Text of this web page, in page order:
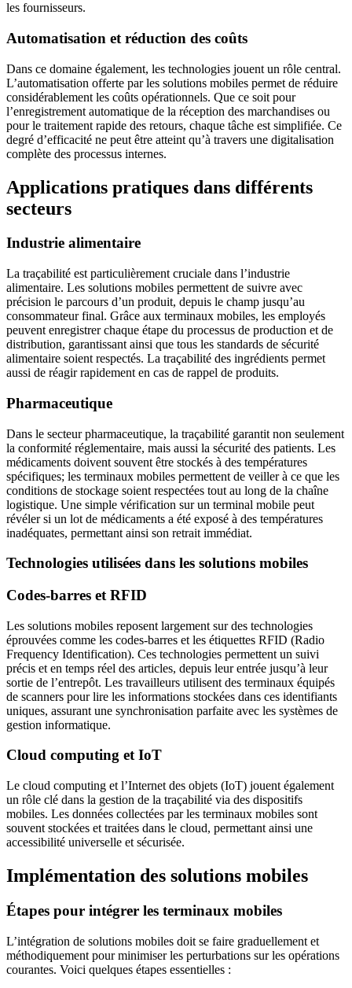
les fournisseurs.
Automatisation et réduction des coûts
Dans ce domaine également, les technologies jouent un rôle central.
L’automatisation offerte par les solutions mobiles permet de réduire
considérablement les coûts opérationnels. Que ce soit pour
l’enregistrement automatique de la réception des marchandises ou
pour le traitement rapide des retours, chaque tâche est simplifiée. Ce
degré d’efficacité ne peut être atteint qu’à travers une digitalisation
complète des processus internes.
Applications pratiques dans différents
secteurs
Industrie alimentaire
La traçabilité est particulièrement cruciale dans l’industrie
alimentaire. Les solutions mobiles permettent de suivre avec
précision le parcours d’un produit, depuis le champ jusqu’au
consommateur final. Grâce aux terminaux mobiles, les employés
peuvent enregistrer chaque étape du processus de production et de
distribution, garantissant ainsi que tous les standards de sécurité
alimentaire soient respectés. La traçabilité des ingrédients permet
aussi de réagir rapidement en cas de rappel de produits.
Pharmaceutique
Dans le secteur pharmaceutique, la traçabilité garantit non seulement
la conformité réglementaire, mais aussi la sécurité des patients. Les
médicaments doivent souvent être stockés à des températures
spécifiques; les terminaux mobiles permettent de veiller à ce que les
conditions de stockage soient respectées tout au long de la chaîne
logistique. Une simple vérification sur un terminal mobile peut
révéler si un lot de médicaments a été exposé à des températures
inadéquates, permettant ainsi son retrait immédiat.
Technologies utilisées dans les solutions mobiles
Codes-barres et RFID
Les solutions mobiles reposent largement sur des technologies
éprouvées comme les codes-barres et les étiquettes RFID (Radio
Frequency Identification). Ces technologies permettent un suivi
précis et en temps réel des articles, depuis leur entrée jusqu’à leur
sortie de l’entrepôt. Les travailleurs utilisent des terminaux équipés
de scanners pour lire les informations stockées dans ces identifiants
uniques, assurant une synchronisation parfaite avec les systèmes de
gestion informatique.
Cloud computing et IoT
Le cloud computing et l’Internet des objets (IoT) jouent également
un rôle clé dans la gestion de la traçabilité via des dispositifs
mobiles. Les données collectées par les terminaux mobiles sont
souvent stockées et traitées dans le cloud, permettant ainsi une
accessibilité universelle et sécurisée.
Implémentation des solutions mobiles
Étapes pour intégrer les terminaux mobiles
L’intégration de solutions mobiles doit se faire graduellement et
méthodiquement pour minimiser les perturbations sur les opérations
courantes. Voici quelques étapes essentielles :